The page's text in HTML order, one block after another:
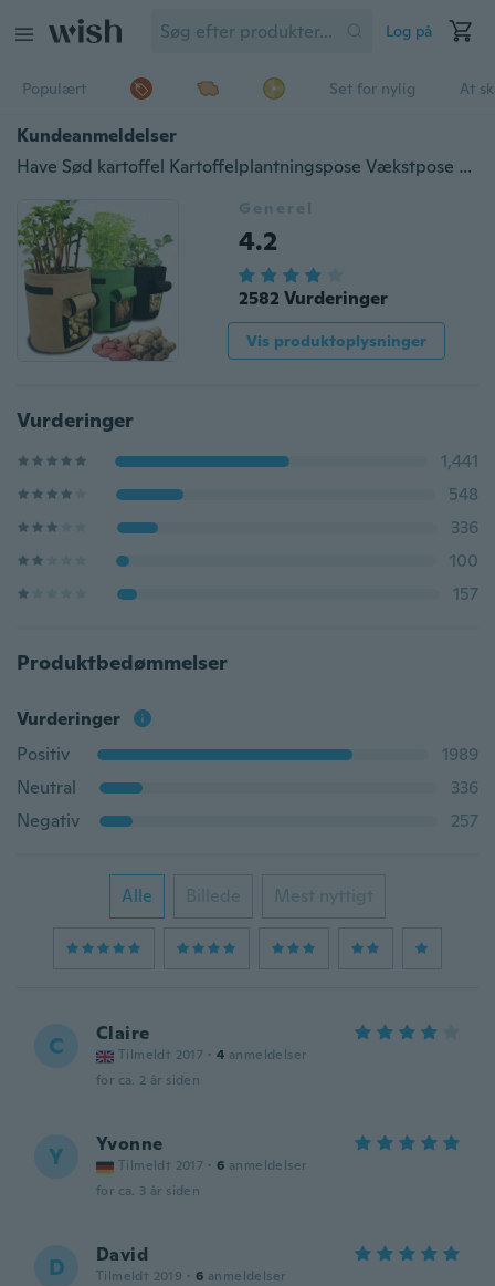
Log på
Populært Set for nylig At
Kundeanmeldelser
Have Sød kartoffel Kartoffelplantningspose Vækstpose Plantepose Skønhed Plantningspose Plantning Træpose Plantevækstpose Kartoffelpotte PFW
Generel
4.2
2582 Vurderinger
Vis produktoplysninger
Vurderinger
1,441
548
336
100
157
Produktbedømmelser
Vurderinger
Positiv
1989
Neutral
336
Negativ
257
Alle Billede Mest nyttigt
C Claire
Tilmeldt 2017 · 4 anmeldelser
for ca. 2 år siden
Y Yvonne
Tilmeldt 2017 · 6 anmeldelser
for ca. 3 år siden
D David
Tilmeldt 2019 · 6 anmeldelser